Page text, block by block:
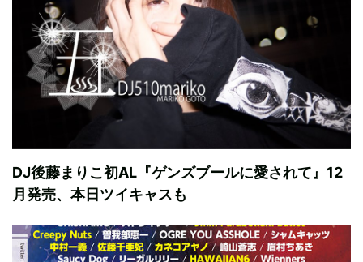
DJ後藤まりこ初AL『ゲンズブールに愛されて』12
月発売、本日ツイキャスも